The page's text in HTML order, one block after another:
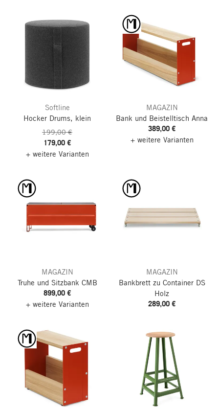
Softline
Hocker Drums, klein
199,00 €
179,00 €
+ weitere Varianten
MAGAZIN
Bank und Beistelltisch Anna
389,00 €
+ weitere Varianten
MAGAZIN
Truhe und Sitzbank CMB
899,00 €
+ weitere Varianten
MAGAZIN
Bankbrett zu Container DS
Holz
289,00 €